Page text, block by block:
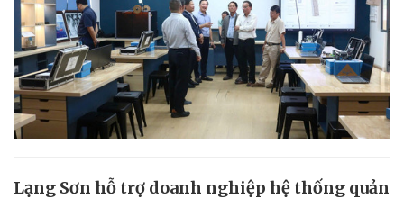
Lạng Sơn hỗ trợ doanh nghiệp hệ thống quản